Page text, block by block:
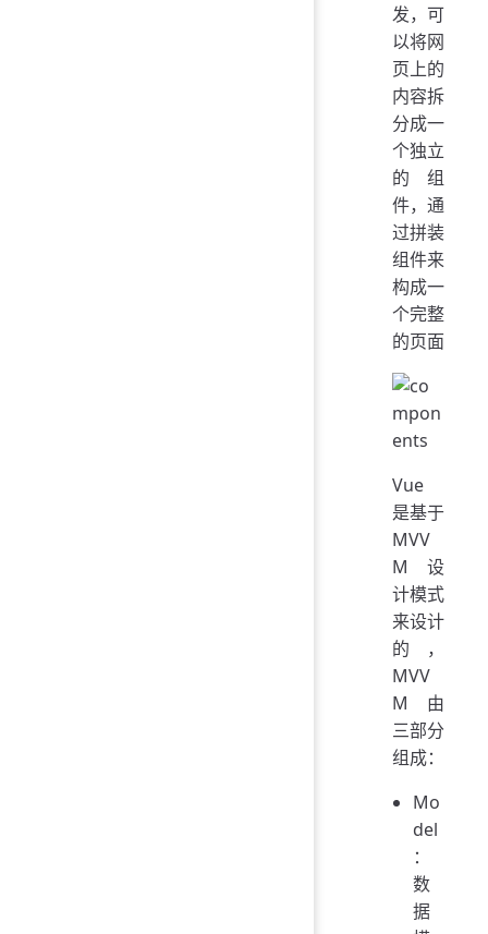
发，可
以将网
页上的
内容拆
分成一
个独立
的组
件，通
过拼装
组件来
构成一
个完整
的页面
Vue
是基于
MVV
M 设
计模式
来设计
的，
MVV
M 由
三部分
组成：
Mo
del
：
数
据